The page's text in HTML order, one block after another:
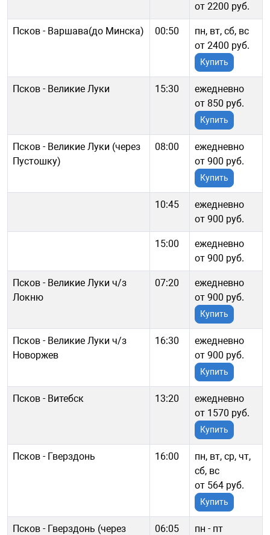
от 2200 руб.
Псков - Варшава(до Минска) 00:50
пн, вт, сб, вс
от 2400 руб.
Купить
Псков - Великие Луки 15:30
ежедневно
от 850 руб.
Купить
Псков - Великие Луки (через
Пустошку)
08:00
ежедневно
от 900 руб.
Купить
10:45
ежедневно
от 900 руб.
15:00
ежедневно
от 900 руб.
Псков - Великие Луки ч/з
Локню
07:20
ежедневно
от 900 руб.
Купить
Псков - Великие Луки ч/з
Новоржев
16:30
ежедневно
от 900 руб.
Купить
Псков - Витебск 13:20
ежедневно
от 1570 руб.
Купить
Псков - Гверздонь 16:00
пн, вт, ср, чт,
сб, вс
от 564 руб.
Купить
Псков - Гверздонь (через
06:05
пн - пт